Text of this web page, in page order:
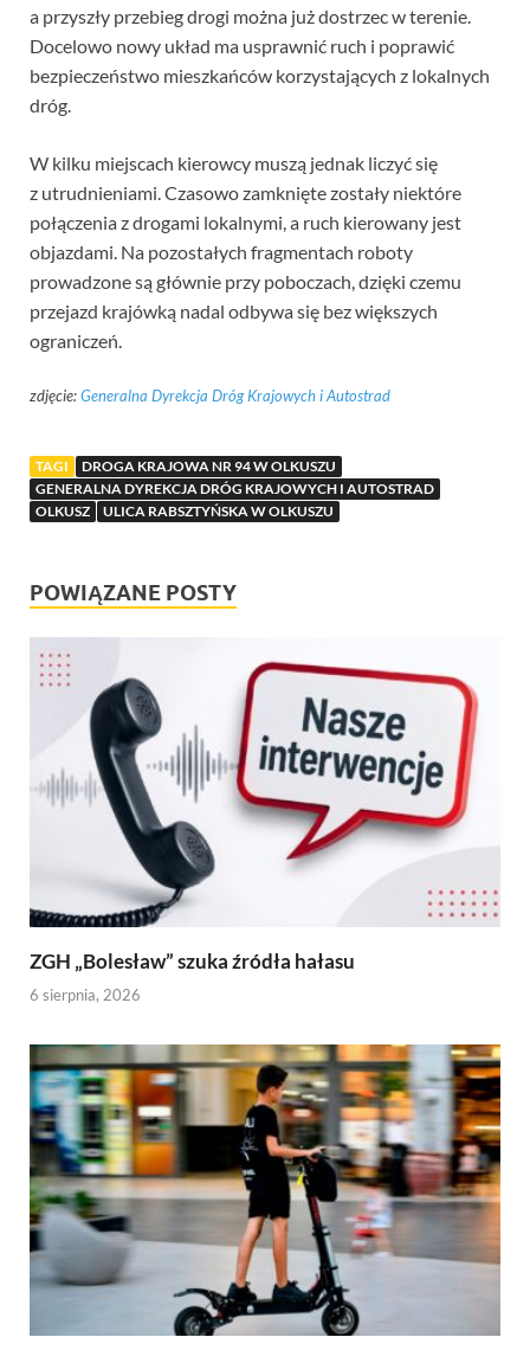
a przyszły przebieg drogi można już dostrzec w terenie.
Docelowo nowy układ ma usprawnić ruch i poprawić
bezpieczeństwo mieszkańców korzystających z lokalnych
dróg.
W kilku miejscach kierowcy muszą jednak liczyć się
z utrudnieniami. Czasowo zamknięte zostały niektóre
połączenia z drogami lokalnymi, a ruch kierowany jest
objazdami. Na pozostałych fragmentach roboty
prowadzone są głównie przy poboczach, dzięki czemu
przejazd krajówką nadal odbywa się bez większych
ograniczeń.
zdjęcie:Generalna Dyrekcja Dróg Krajowych i Autostrad
TAGI
DROGA KRAJOWA NR 94 W OLKUSZU
GENERALNA DYREKCJA DRÓG KRAJOWYCH I AUTOSTRAD
OLKUSZ
ULICA RABSZTYŃSKA W OLKUSZU
POWIĄZANE POSTY
ZGH „Bolesław” szuka źródła hałasu
6 sierpnia, 2026